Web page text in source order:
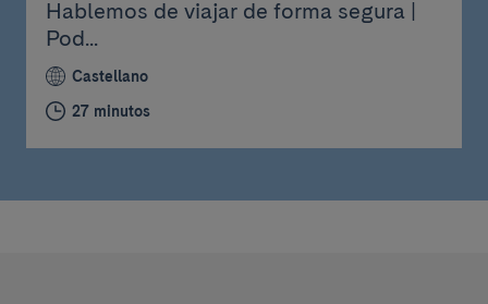
Hablemos de viajar de forma segura |
Pod...
Castellano
27 minutos